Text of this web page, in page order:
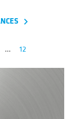
navigate_next
...
12